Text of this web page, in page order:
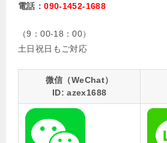
電話：090-1452-1688
（9：00-18：00）
土日祝日もご対応
微信（WeChat）
ID: azex1688